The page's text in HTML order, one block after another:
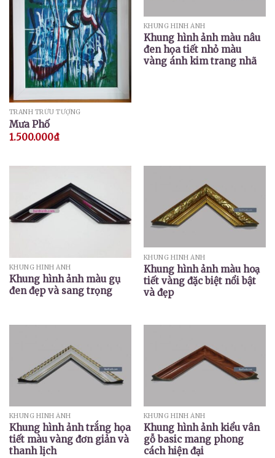
TRANH TRỪU TƯỢNG
Mưa Phố
1.500.000₫
KHUNG HÌNH ẢNH
Khung hình ảnh màu nâu
đen họa tiết nhỏ màu
vàng ánh kim trang nhã
KHUNG HÌNH ẢNH
Khung hình ảnh màu gụ
đen đẹp và sang trọng
KHUNG HÌNH ẢNH
Khung hình ảnh màu hoạ
tiết vàng đặc biệt nổi bật
và đẹp
KHUNG HÌNH ẢNH
Khung hình ảnh trắng họa
tiết màu vàng đơn giản và
thanh lịch
KHUNG HÌNH ẢNH
Khung hình ảnh kiểu vân
gỗ basic mang phong
cách hiện đại